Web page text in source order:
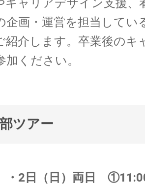
キャリアデザイン支援、
企画・運営を担当してい
紹介します。卒業後のキ
ください。
ツアー
・2日（日）両日